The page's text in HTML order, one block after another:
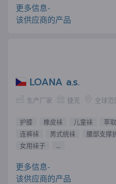
更多信息-
该供应商的产品
LOANA a.s.
生产厂家 捷克 全球范
护膝 橡皮袜 儿童袜 萃
连裤袜
男式统袜 腰部支撑
女用袜子
...
更多信息-
该供应商的产品